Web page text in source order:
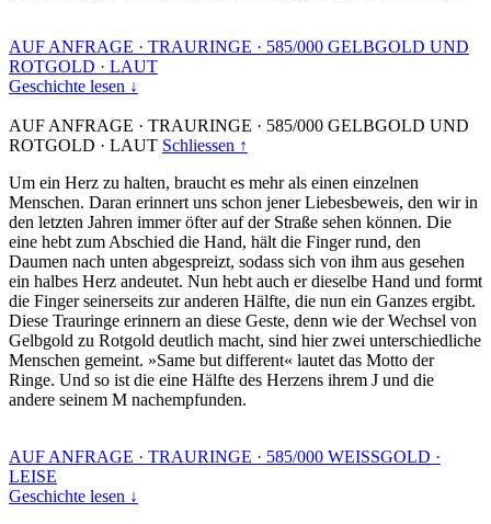
AUF ANFRAGE · TRAURINGE · 585/000 GELBGOLD UND
ROTGOLD · LAUT
Geschichte lesen ↓
AUF ANFRAGE · TRAURINGE · 585/000 GELBGOLD UND
ROTGOLD · LAUT Schliessen ↑
Um ein Herz zu halten, braucht es mehr als einen einzelnen
Menschen. Daran erinnert uns schon jener Liebesbeweis, den wir in
den letzten Jahren immer öfter auf der Straße sehen können. Die
eine hebt zum Abschied die Hand, hält die Finger rund, den
Daumen nach unten abgespreizt, sodass sich von ihm aus gesehen
ein halbes Herz andeutet. Nun hebt auch er dieselbe Hand und formt
die Finger seinerseits zur anderen Hälfte, die nun ein Ganzes ergibt.
Diese Trauringe erinnern an diese Geste, denn wie der Wechsel von
Gelbgold zu Rotgold deutlich macht, sind hier zwei unterschiedliche
Menschen gemeint. »Same but different« lautet das Motto der
Ringe. Und so ist die eine Hälfte des Herzens ihrem J und die
andere seinem M nachempfunden.
AUF ANFRAGE · TRAURINGE · 585/000 WEISSGOLD ·
LEISE
Geschichte lesen ↓